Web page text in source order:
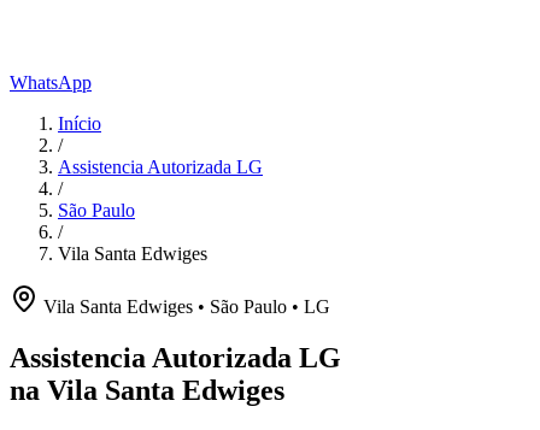
WhatsApp
Início
/
Assistencia Autorizada LG
/
São Paulo
/
Vila Santa Edwiges
Vila Santa Edwiges • São Paulo • LG
Assistencia Autorizada LG
na Vila Santa Edwiges